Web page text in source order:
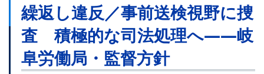
繰返し違反／事前送検視野に捜
査 積極的な司法処理へ――岐
阜労働局・監督方針